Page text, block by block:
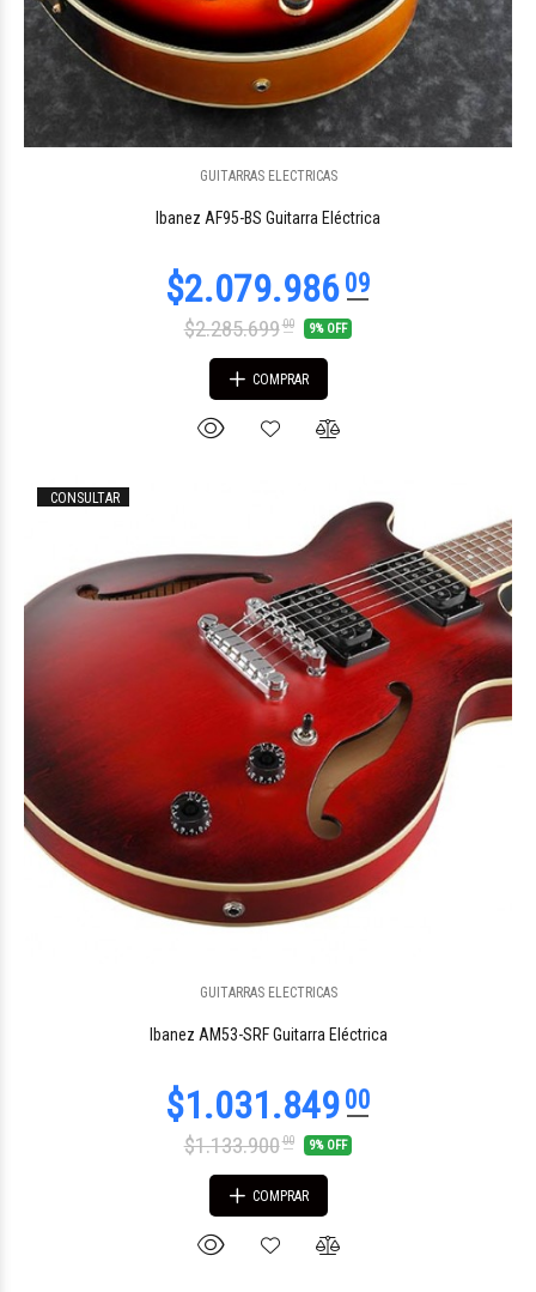
GUITARRAS ELECTRICAS
Ibanez AF95-BS Guitarra Eléctrica
$2.285.69900 9% OFF
COMPRAR
CONSULTAR
GUITARRAS ELECTRICAS
Ibanez AM53-SRF Guitarra Eléctrica
$1.133.90000 9% OFF
COMPRAR
$785.17075